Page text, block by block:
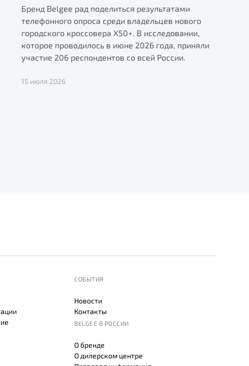
Бренд Belgee рад поделиться результатами
телефонного опроса среди владельцев нового
городского кроссовера X50+. В исследовании,
которое проводилось в июне 2026 года, приняли
участие 206 респондентов со всей России.
15 июля 2026
СОБЫТИЯ
Новости
Контакты
BELGEE В РОССИИ
О бренде
О дилерском центре